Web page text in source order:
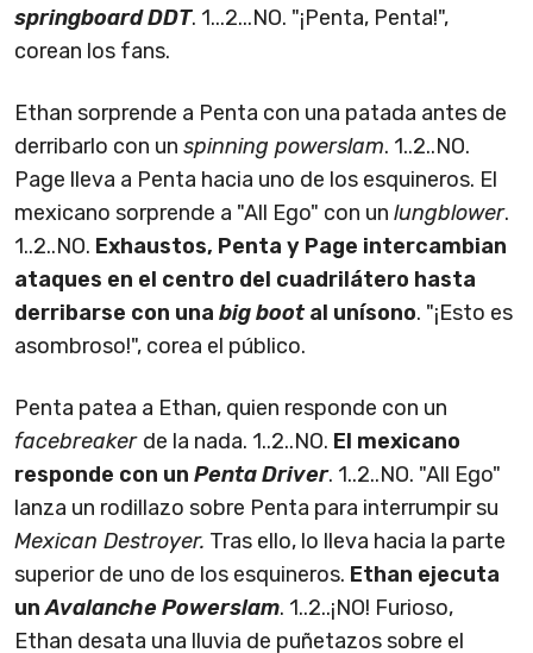
springboard DDT. 1...2...NO. "¡Penta, Penta!",
corean los fans.
Ethan sorprende a Penta con una patada antes de
derribarlo con un spinning powerslam. 1..2..NO.
Page lleva a Penta hacia uno de los esquineros. El
mexicano sorprende a "All Ego" con un lungblower.
1..2..NO. Exhaustos, Penta y Page intercambian
ataques en el centro del cuadrilátero hasta
derribarse con una big boot al unísono. "¡Esto es
asombroso!", corea el público.
Penta patea a Ethan, quien responde con un
facebreaker de la nada. 1..2..NO. El mexicano
responde con un Penta Driver. 1..2..NO. "All Ego"
lanza un rodillazo sobre Penta para interrumpir su
Mexican Destroyer. Tras ello, lo lleva hacia la parte
superior de uno de los esquineros. Ethan ejecuta
unAvalanche Powerslam. 1..2..¡NO! Furioso,
Ethan desata una lluvia de puñetazos sobre el